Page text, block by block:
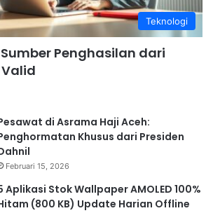
Teknologi
Penghasilan dari
di Asrama Haji Aceh:
Khusus dari Presiden
Februari 15, 2026
Aplikasi Stok Wallpaper AMOLED 100%
(800 KB) Update Harian Offline